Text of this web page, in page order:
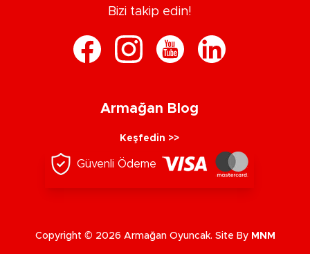
Bizi takip edin!
Armağan Blog
Keşfedin >>
Güvenli Ödeme
Copyright © 2026 Armağan Oyuncak. Site By MNM